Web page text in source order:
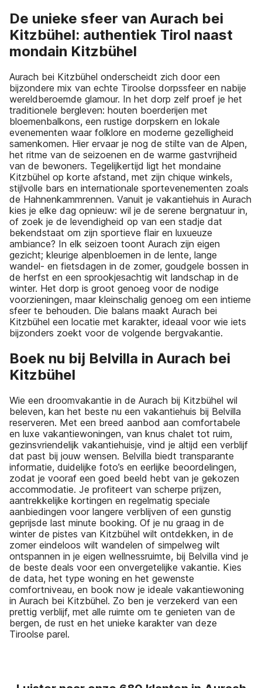
De unieke sfeer van Aurach bei
Kitzbühel: authentiek Tirol naast
mondain Kitzbühel
Aurach bei Kitzbühel onderscheidt zich door een
bijzondere mix van echte Tiroolse dorpssfeer en nabije
wereldberoemde glamour. In het dorp zelf proef je het
traditionele bergleven: houten boerderijen met
bloemenbalkons, een rustige dorpskern en lokale
evenementen waar folklore en moderne gezelligheid
samenkomen. Hier ervaar je nog de stilte van de Alpen,
het ritme van de seizoenen en de warme gastvrijheid
van de bewoners. Tegelijkertijd ligt het mondaine
Kitzbühel op korte afstand, met zijn chique winkels,
stijlvolle bars en internationale sportevenementen zoals
de Hahnenkammrennen. Vanuit je vakantiehuis in Aurach
kies je elke dag opnieuw: wil je de serene bergnatuur in,
of zoek je de levendigheid op van een stadje dat
bekendstaat om zijn sportieve flair en luxueuze
ambiance? In elk seizoen toont Aurach zijn eigen
gezicht; kleurige alpenbloemen in de lente, lange
wandel- en fietsdagen in de zomer, goudgele bossen in
de herfst en een sprookjesachtig wit landschap in de
winter. Het dorp is groot genoeg voor de nodige
voorzieningen, maar kleinschalig genoeg om een intieme
sfeer te behouden. Die balans maakt Aurach bei
Kitzbühel een locatie met karakter, ideaal voor wie iets
bijzonders zoekt voor de volgende bergvakantie.
Boek nu bij Belvilla in Aurach bei
Kitzbühel
Wie een droomvakantie in de Aurach bij Kitzbühel wil
beleven, kan het beste nu een vakantiehuis bij Belvilla
reserveren. Met een breed aanbod aan comfortabele
en luxe vakantiewoningen, van knus chalet tot ruim,
gezinsvriendelijk vakantiehuisje, vind je altijd een verblijf
dat past bij jouw wensen. Belvilla biedt transparante
informatie, duidelijke foto’s en eerlijke beoordelingen,
zodat je vooraf een goed beeld hebt van je gekozen
accommodatie. Je profiteert van scherpe prijzen,
aantrekkelijke kortingen en regelmatig speciale
aanbiedingen voor langere verblijven of een gunstig
geprijsde last minute booking. Of je nu graag in de
winter de pistes van Kitzbühel wilt ontdekken, in de
zomer eindeloos wilt wandelen of simpelweg wilt
ontspannen in je eigen wellnessruimte, bij Belvilla vind je
de beste deals voor een onvergetelijke vakantie. Kies
de data, het type woning en het gewenste
comfortniveau, en book now je ideale vakantiewoning
in Aurach bei Kitzbühel. Zo ben je verzekerd van een
prettig verblijf, met alle ruimte om te genieten van de
bergen, de rust en het unieke karakter van deze
Tiroolse parel.